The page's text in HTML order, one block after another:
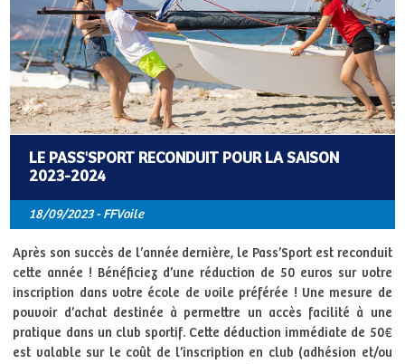
LE PASS'SPORT RECONDUIT POUR LA SAISON
2023-2024
18/09/2023 - FFVoile
Après son succès de l’année dernière, le Pass’Sport est reconduit
cette année ! Bénéficiez d’une réduction de 50 euros sur votre
inscription dans votre école de voile préférée ! Une mesure de
pouvoir d’achat destinée à permettre un accès facilité à une
pratique dans un club sportif. Cette déduction immédiate de 50€
est valable sur le coût de l’inscription en club (adhésion et/ou